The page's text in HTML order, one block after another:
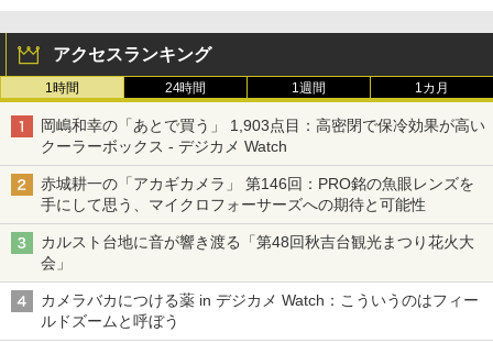
アクセスランキング
1時間 24時間 1週間 1カ月
岡嶋和幸の「あとで買う」 1,903点目：高密閉で保冷効果が高い
クーラーボックス - デジカメ Watch
赤城耕一の「アカギカメラ」 第146回：PRO銘の魚眼レンズを
手にして思う、マイクロフォーサーズへの期待と可能性
カルスト台地に音が響き渡る「第48回秋吉台観光まつり花火大
会」
カメラバカにつける薬 in デジカメ Watch：こういうのはフィー
ルドズームと呼ぼう